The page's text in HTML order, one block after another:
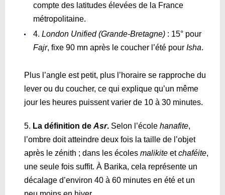
compte des latitudes élevées de la France
métropolitaine.
London Unified (Grande-Bretagne) : 15° pour
Fajr, fixe 90 mn après le coucher l’été pour Isha.
Plus l’angle est petit, plus l’horaire se rapproche du
lever ou du coucher, ce qui explique qu’un même
jour les heures puissent varier de 10 à 30 minutes.
La définition de Asr. Selon l’école hanafite,
l’ombre doit atteindre deux fois la taille de l’objet
après le zénith ; dans les écoles malikite etchaféite,
une seule fois suffit. À Barika, cela représente un
décalage d’environ 40 à 60 minutes en été et un